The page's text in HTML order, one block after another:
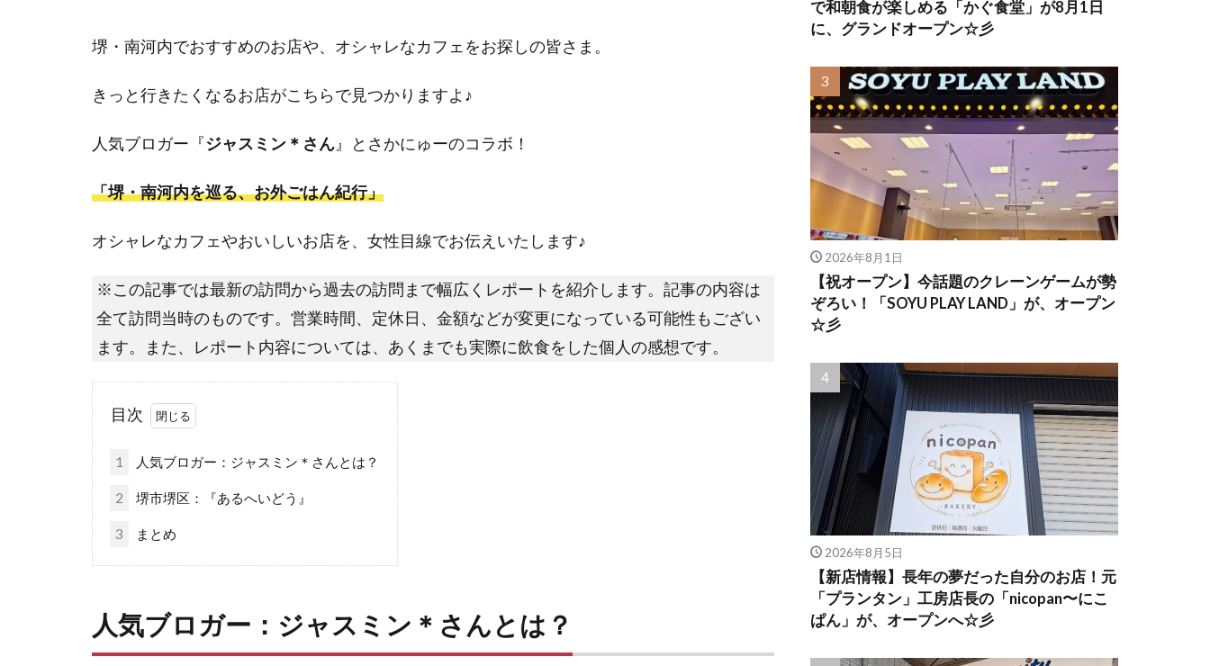
堺・南河内でおすすめのお店や、オシャレなカフェをお探しの皆さま。
きっと行きたくなるお店がこちらで見つかりますよ♪
人気ブロガー『ジャスミン＊さん 』とさかにゅーのコラボ！
「堺・南河内を巡る、お外ごはん紀行」
オシャレなカフェやおいしいお店を、女性目線でお伝えいたします♪
※この記事では最新の訪問から過去の訪問まで幅広くレポートを紹介します。記事の内容は
全て訪問当時のものです。営業時間、定休日、金額などが変更になっている可能性もござい
ます。また、レポート内容については、あくまでも実際に飲食をした個人の感想です。
目次
1 人気ブロガー：ジャスミン＊さんとは？
2 堺市堺区：『あるへいどう』
3 まとめ
人気ブロガー：ジャスミン＊さんとは？
で和朝食が楽しめる「かぐ食堂」が8月1日
に、グランドオープン☆彡
2026年8月1日
【祝オープン】今話題のクレーンゲームが勢
ぞろい！「SOYU PLAY LAND」が、オープン
☆彡
2026年8月5日
【新店情報】長年の夢だった自分のお店！元
「プランタン」工房店長の「nicopan〜にこ
ぱん」が、オープンへ☆彡